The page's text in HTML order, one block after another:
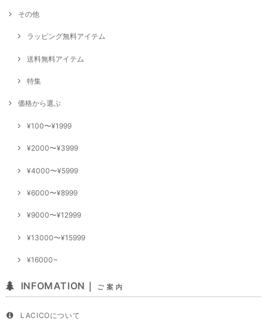
その他
ラッピング無料アイテム
送料無料アイテム
特集
価格から選ぶ
¥100〜¥1999
¥2000〜¥3999
¥4000〜¥5999
¥6000〜¥8999
¥9000〜¥12999
¥13000〜¥15999
¥16000~
INFOMATION｜ ご 案 内
LACICOについて